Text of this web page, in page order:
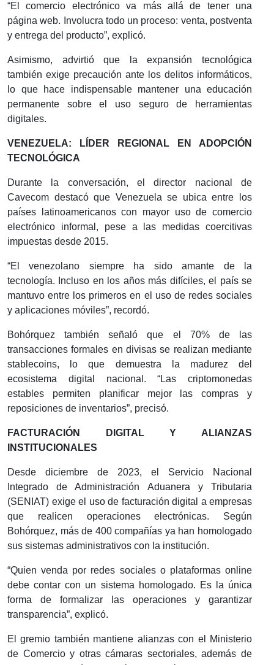
“El comercio electrónico va más allá de tener una
página web. Involucra todo un proceso: venta, postventa
y entrega del producto”, explicó.
Asimismo, advirtió que la expansión tecnológica
también exige precaución ante los delitos informáticos,
lo que hace indispensable mantener una educación
permanente sobre el uso seguro de herramientas
digitales.
VENEZUELA: LÍDER REGIONAL EN ADOPCIÓN
TECNOLÓGICA
Durante la conversación, el director nacional de
Cavecom destacó que Venezuela se ubica entre los
países latinoamericanos con mayor uso de comercio
electrónico informal, pese a las medidas coercitivas
impuestas desde 2015.
“El venezolano siempre ha sido amante de la
tecnología. Incluso en los años más difíciles, el país se
mantuvo entre los primeros en el uso de redes sociales
y aplicaciones móviles”, recordó.
Bohórquez también señaló que el 70% de las
transacciones formales en divisas se realizan mediante
stablecoins, lo que demuestra la madurez del
ecosistema digital nacional. “Las criptomonedas
estables permiten planificar mejor las compras y
reposiciones de inventarios”, precisó.
FACTURACIÓN DIGITAL Y ALIANZAS
INSTITUCIONALES
Desde diciembre de 2023, el Servicio Nacional
Integrado de Administración Aduanera y Tributaria
(SENIAT) exige el uso de facturación digital a empresas
que realicen operaciones electrónicas. Según
Bohórquez, más de 400 compañías ya han homologado
sus sistemas administrativos con la institución.
“Quien venda por redes sociales o plataformas online
debe contar con un sistema homologado. Es la única
forma de formalizar las operaciones y garantizar
transparencia”, explicó.
El gremio también mantiene alianzas con el Ministerio
de Comercio y otras cámaras sectoriales, además de